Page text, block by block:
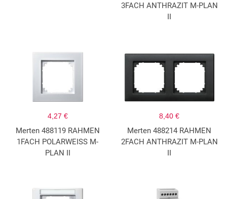
3FACH ANTHRAZIT M-PLAN
II
4,27 €
Merten 488119 RAHMEN
1FACH POLARWEISS M-
PLAN II
8,40 €
Merten 488214 RAHMEN
2FACH ANTHRAZIT M-PLAN
II